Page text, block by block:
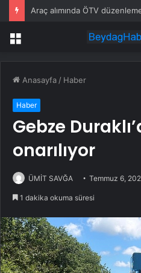
Menü
Anasayfa / Haber
Haber
Gebze
onarılıyor
ÜMİT SAVĞA Temmuz 6,
1 dakika okuma süresi